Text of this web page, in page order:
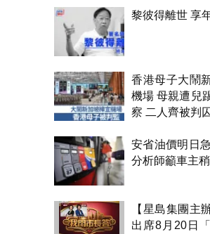
黎彼得離世 享
香港母子大鬧
機場 母親遭兒
察 二人齊被判囚
安省油價明日
分析師籲車主
【星島集團主
出席8月20日